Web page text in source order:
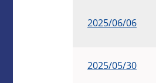
2025/06/06
2025/05/30